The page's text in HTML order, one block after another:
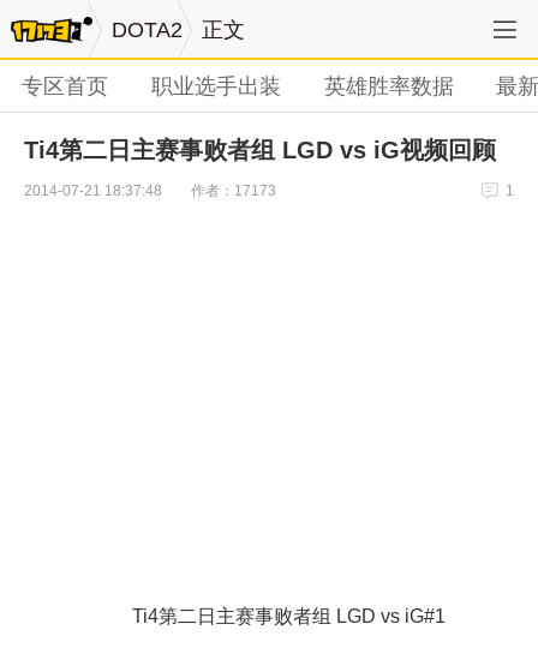
DOTA2 正文
专区首页 职业选手出装 英雄胜率数据 最
Ti4第二日主赛事败者组 LGD vs iG视频回顾
2014-07-21 18:37:48 作者：17173 1
Ti4第二日主赛事败者组 LGD vs iG#1